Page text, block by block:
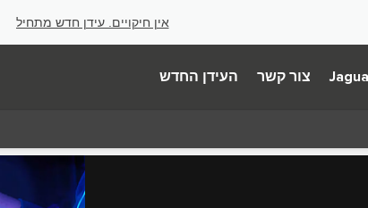
אין חיקויים. עידן חדש מתחיל
צור קשר העידן החדש